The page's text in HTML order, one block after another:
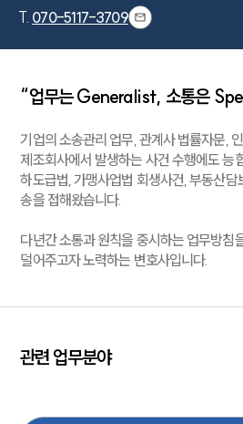
센터소개
T. 070-5117-3709
“업무는 Generalist, 소통은
기업의 소송관리 업무, 관계사 법률자문,
제조회사에서 발생하는 사건 수행에도 능
하도급법, 가맹사업법 회생사건, 부동산
송을 접해왔습니다.
다년간 소통과 원칙을 중시하는 업무방침
덜어주고자 노력하는 변호사입니다.
관련 업무분야